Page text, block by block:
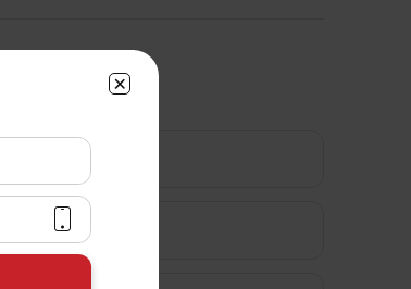
एचएलवी कैलकुलेटर